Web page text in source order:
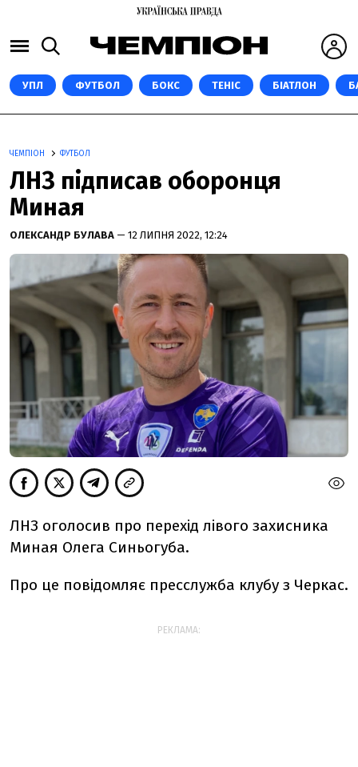
УПЛ ФУТБОЛ БОКС ТЕНІС БІАТЛОН
ЧЕМПІОН ФУТБОЛ
ЛНЗ підписав оборонця
Миная
ОЛЕКСАНДР БУЛАВА — 12 ЛИПНЯ 2022, 12:24
ЛНЗ оголосив про перехід лівого захисника
Миная Олега Синьогуба.
Про це повідомляє пресслужба клубу з Черкас.
РЕКЛАМА: